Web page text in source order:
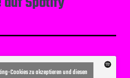
Cookies zu akzeptieren und diesen